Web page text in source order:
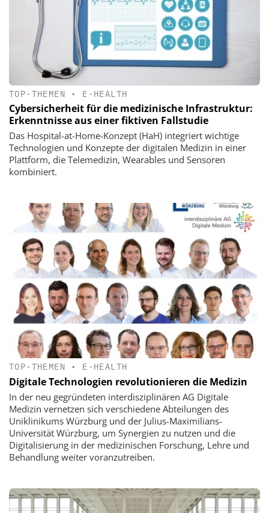
TOP-THEMEN • E-HEALTH
Cybersicherheit für die medizinische Infrastruktur:
Erkenntnisse aus einer fiktiven Fallstudie
Das Hospital-at-Home-Konzept (HaH) integriert wichtige
Technologien und Konzepte der digitalen Medizin in einer
Plattform, die Telemedizin, Wearables und Sensoren
kombiniert.
TOP-THEMEN • E-HEALTH
Digitale Technologien revolutionieren die Medizin
In der neu gegründeten interdisziplinären AG Digitale
Medizin vernetzen sich verschiedene Abteilungen des
Uniklinikums Würzburg und der Julius-Maximilians-
Universität Würzburg, um Synergien zu nutzen und die
Digitalisierung in der medizinischen Forschung, Lehre und
Behandlung weiter voranzutreiben.